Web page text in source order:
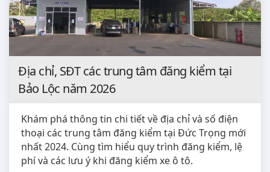
Địa chỉ, SĐT các trung tâm đăng kiểm tại
Bảo Lộc năm 2026
Khám phá thông tin chi tiết về địa chỉ và số điện
thoại các trung tâm đăng kiểm tại Đức Trọng mới
nhất 2024. Cùng tìm hiểu quy trình đăng kiểm, lệ
phí và các lưu ý khi đăng kiểm xe ô tô.